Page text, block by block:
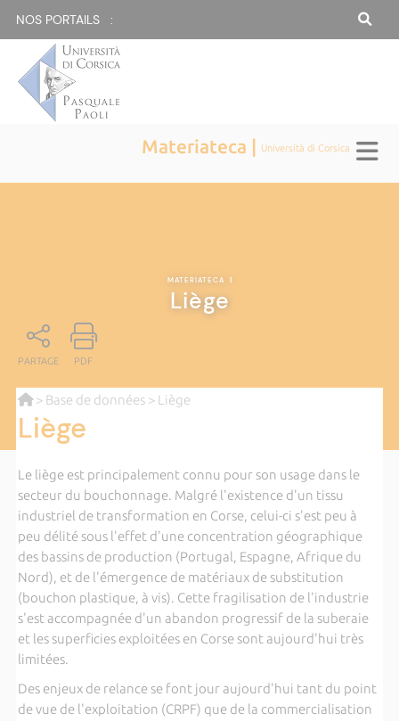
NOS PORTAILS :
Materiateca | Università di Corsica
MATERIATECA |
Liège
PARTAGE PDF
> Base de données> Liège
Liège
Le liège est principalement connu pour son usage dans le
secteur du bouchonnage. Malgré l'existence d'un tissu
industriel de transformation en Corse, celui-ci s'est peu à
peu délité sous l'effet d'une concentration géographique
des bassins de production (Portugal, Espagne, Afrique du
Nord), et de l'émergence de matériaux de substitution
(bouchon plastique, à vis). Cette fragilisation de l'industrie
s'est accompagnée d'un abandon progressif de la suberaie
et les superficies exploitées en Corse sont aujourd'hui très
limitées.
Des enjeux de relance se font jour aujourd'hui tant du point
de vue de l'exploitation (CRPF) que de la commercialisation